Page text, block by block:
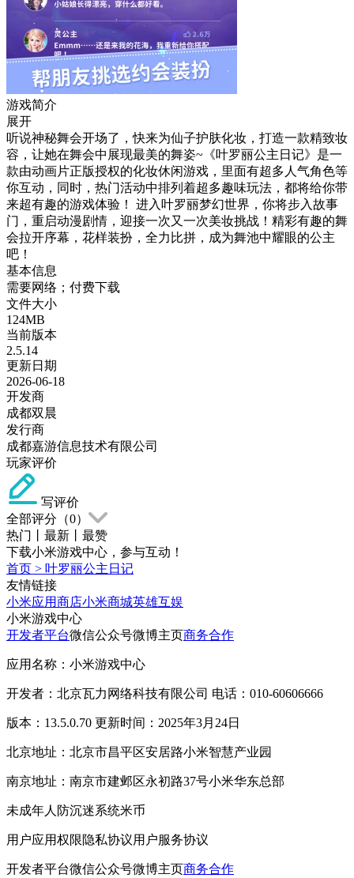
游戏简介
展开
听说神秘舞会开场了，快来为仙子护肤化妆，打造一款精致妆
容，让她在舞会中展现最美的舞姿~《叶罗丽公主日记》是一
款由动画片正版授权的化妆休闲游戏，里面有超多人气角色等
你互动，同时，热门活动中排列着超多趣味玩法，都将给你带
来超有趣的游戏体验！ 进入叶罗丽梦幻世界，你将步入故事
门，重启动漫剧情，迎接一次又一次美妆挑战！精彩有趣的舞
会拉开序幕，花样装扮，全力比拼，成为舞池中耀眼的公主
吧！
基本信息
需要网络；付费下载
文件大小
124MB
当前版本
2.5.14
更新日期
2026-06-18
开发商
成都双晨
发行商
成都嘉游信息技术有限公司
玩家评价
写评价
全部评分（0）
热门
最新
最赞
下载小米游戏中心，参与互动！
首页 > 叶罗丽公主日记
友情链接
小米应用商店小米商城英雄互娱
小米游戏中心
开发者平台微信公众号微博主页商务合作
应用名称：小米游戏中心
开发者：北京瓦力网络科技有限公司 电话：010-60606666
版本：13.5.0.70 更新时间：2025年3月24日
北京地址：北京市昌平区安居路小米智慧产业园
南京地址：南京市建邺区永初路37号小米华东总部
未成年人防沉迷系统米币
用户应用权限隐私协议用户服务协议
开发者平台微信公众号微博主页商务合作